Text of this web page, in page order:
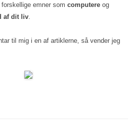
emner som computere og
af dit liv
til mig i en af artiklerne, så vender jeg